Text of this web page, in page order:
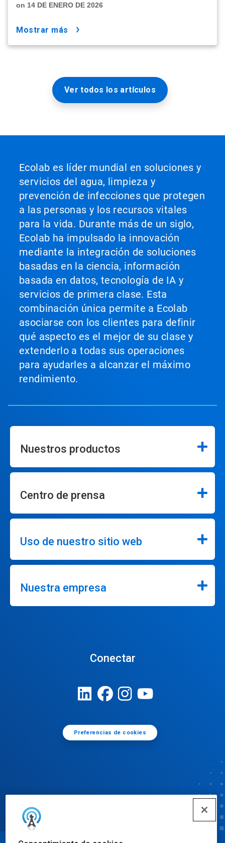
on 14 DE ENERO DE 2026
mostrar más
Ver todos los artículos
Ecolab es líder mundial en soluciones y
servicios del agua, limpieza y
prevención de infecciones que protegen
a las personas y los recursos vitales
para la vida. Durante más de un siglo,
Ecolab ha impulsado la innovación
mediante la integración de soluciones
basadas en la ciencia, información
basada en datos, tecnología de IA y
servicios de primera clase. Esta
combinación única permite a Ecolab
asociarse con los clientes para definir
qué aspecto es el mejor de su clase y
extenderlo a todas sus operaciones
para ayudarles a alcanzar el máximo
rendimiento.
Nuestros productos
Centro de prensa
Uso de nuestro sitio web
Nuestra empresa
Conectar
Preferencias de cookies